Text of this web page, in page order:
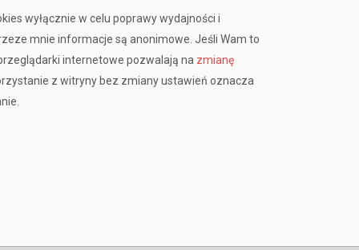
wyłącznie w celu poprawy wydajności i
mnie informacje są anonimowe. Jeśli Wam to
internetowe pozwalają na zmianę
z witryny bez zmiany ustawień oznacza